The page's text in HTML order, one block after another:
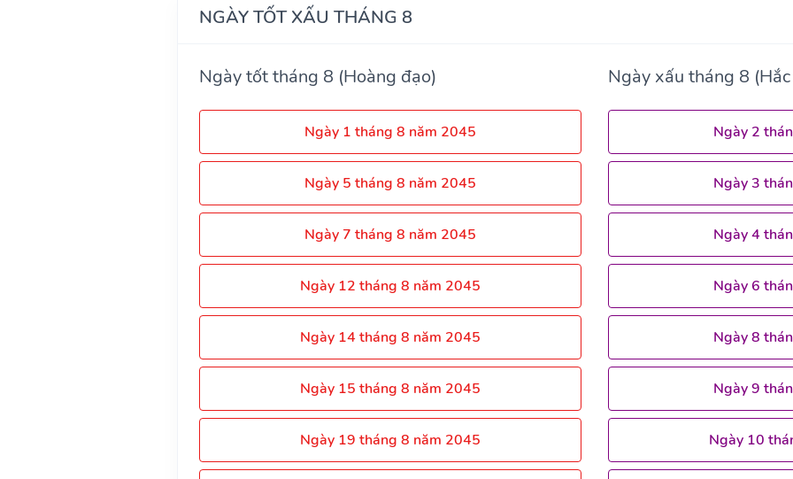
NGÀY TỐT XẤU THÁNG 8
Ngày tốt tháng 8 (Hoàng đạo)
Ngày 1 tháng 8 năm 2045
Ngày 5 tháng 8 năm 2045
Ngày 7 tháng 8 năm 2045
Ngày 12 tháng 8 năm 2045
Ngày 14 tháng 8 năm 2045
Ngày 15 tháng 8 năm 2045
Ngày 19 tháng 8 năm 2045
Ngày xấu tháng 8
Ngày 2
Ngày 3
Ngày 4
Ngày 6
Ngày 8
Ngày 9
Ngày 10